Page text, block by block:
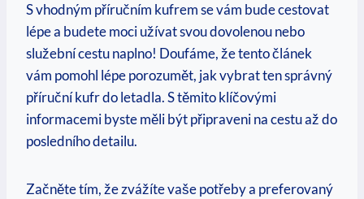
S vhodným příručním⁤ kufrem se‍ vám bude cestovat
‌lépe a budete moci užívat svou ​dovolenou nebo
služební cestu naplno! ‍Doufáme, ⁣že tento článek
vám‍ pomohl lépe porozumět, jak vybrat ten správný
příruční kufr do⁤ letadla.⁢ S těmito⁢ klíčovými
informacemi byste měli být‍ připraveni na cestu až do
posledního detailu.
Začněte⁤ tím, že zvážíte ‌vaše potřeby a preferovaný